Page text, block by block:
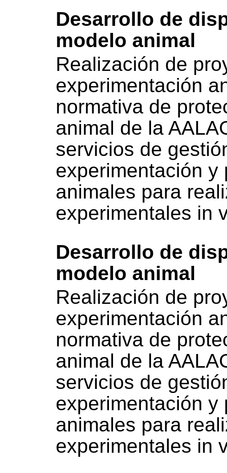
Desarrollo de
modelo animal
Realización de
experimentación
normativa de
animal de la
servicios de
experimentación y
animales para
experimentales in
Desarrollo de
modelo animal
Realización de
experimentación
normativa de
animal de la
servicios de
experimentación y
animales para
experimentales in